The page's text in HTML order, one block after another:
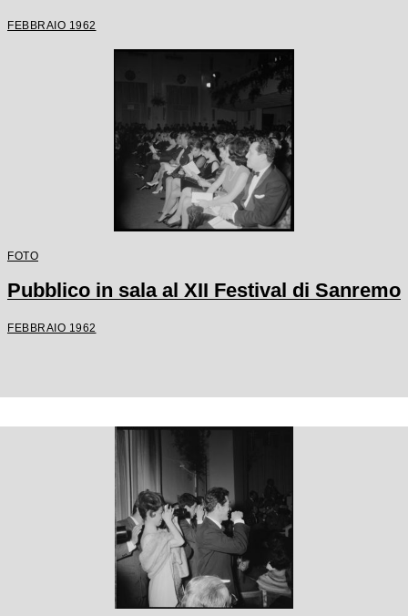
FEBBRAIO 1962
FOTO
Pubblico in sala al XII Festival di Sanremo
FEBBRAIO 1962